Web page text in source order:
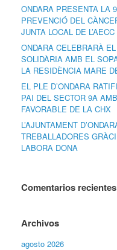
ONDARA PRESENTA LA
PREVENCIÓ DEL
JUNTA LOCAL DE L’AECC
ONDARA CELEBRARÀ
SOLIDÀRIA AMB EL
LA RESIDÈNCIA MARE
EL PLE D’ONDARA
PAI DEL SECTOR 9A
FAVORABLE DE LA CHX
L’AJUNTAMENT
TREBALLADORES
LABORA DONA
Comentarios recientes
Archivos
agosto 2026